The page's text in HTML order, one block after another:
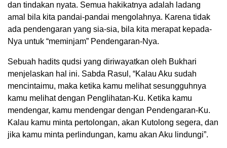
dan tindakan nyata. Semua hakikatnya adalah ladang
amal bila kita pandai-pandai mengolahnya. Karena tidak
ada pendengaran yang sia-sia, bila kita merapat kepada-
Nya untuk “meminjam” Pendengaran-Nya.
Sebuah hadits qudsi yang diriwayatkan oleh Bukhari
menjelaskan hal ini. Sabda Rasul, “Kalau Aku sudah
mencintaimu, maka ketika kamu melihat sesungguhnya
kamu melihat dengan Penglihatan-Ku. Ketika kamu
mendengar, kamu mendengar dengan Pendengaran-Ku.
Kalau kamu minta pertolongan, akan Kutolong segera, dan
jika kamu minta perlindungan, kamu akan Aku lindungi”.